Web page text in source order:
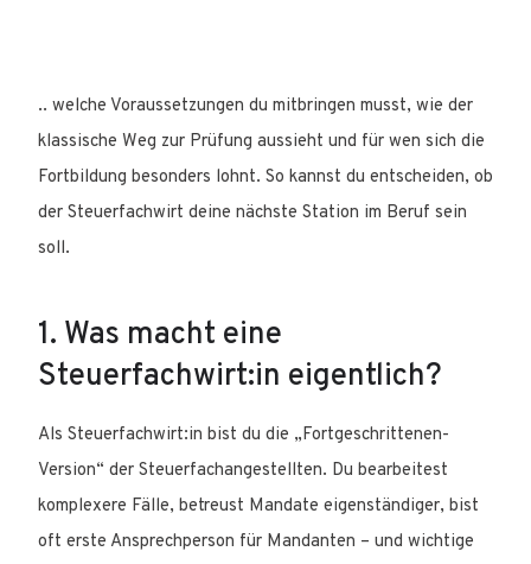
.. welche Voraussetzungen du mitbringen musst, wie der
klassische Weg zur Prüfung aussieht und für wen sich die
Fortbildung besonders lohnt. So kannst du entscheiden, ob
der Steuerfachwirt deine nächste Station im Beruf sein
soll.
1. Was macht eine
Steuerfachwirt:in eigentlich?
Als Steuerfachwirt:in bist du die „Fortgeschrittenen-
Version“ der Steuerfachangestellten. Du bearbeitest
komplexere Fälle, betreust Mandate eigenständiger, bist
oft erste Ansprechperson für Mandanten – und wichtige